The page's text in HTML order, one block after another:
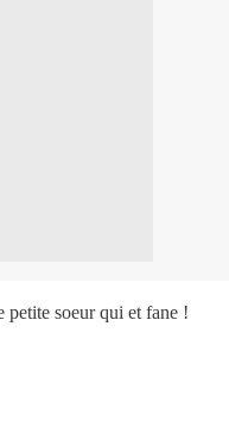
petite soeur qui et fane !